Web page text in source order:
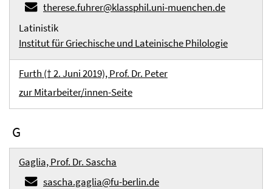
therese.fuhrer@klassphil.uni-muenchen.de
Latinistik
Institut für Griechische und Lateinische Philologie
Furth († 2. Juni 2019), Prof. Dr. Peter
zur Mitarbeiter/innen-Seite
G
Gaglia, Prof. Dr. Sascha
sascha.gaglia@fu-berlin.de